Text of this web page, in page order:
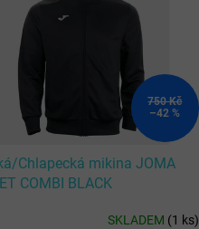
750 Kč
–42 %
Chlapecká mikina JOMA
COMBI BLACK
SKLADEM (1 ks)